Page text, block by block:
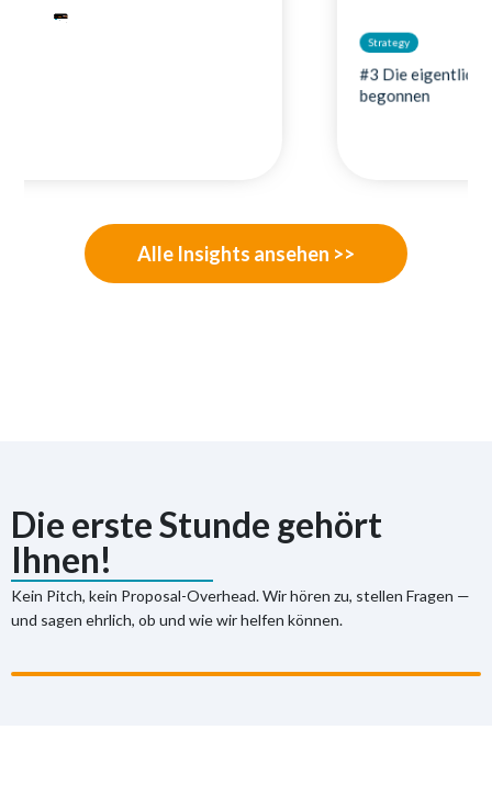
#3 Die eigentliche Vertrauenskrise hat noch nicht
Alle Insights ansehen >>
Die erste Stunde gehört
Ihnen!
Kein Pitch, kein Proposal-Overhead. Wir hören zu, stellen Fragen —
und sagen ehrlich, ob und wie wir helfen können.